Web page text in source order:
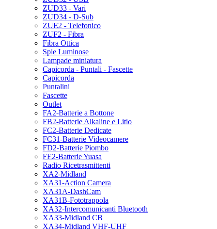
ZUD33 - Vari
ZUD34 - D-Sub
ZUE2 - Telefonico
ZUF2 - Fibra
Fibra Ottica
Spie Luminose
Lampade miniatura
Capicorda - Puntali - Fascette
Capicorda
Puntalini
Fascette
Outlet
FA2-Batterie a Bottone
FB2-Batterie Alkaline e Litio
FC2-Batterie Dedicate
FC31-Batterie Videocamere
FD2-Batterie Piombo
FE2-Batterie Yuasa
Radio Ricetrasmittenti
XA2-Midland
XA31-Action Camera
XA31A-DashCam
XA31B-Fototrappola
XA32-Intercomunicanti Bluetooth
XA33-Midland CB
XA34-Midland VHF-UHF